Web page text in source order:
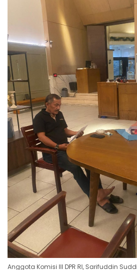
Anggota Komisi III DPR RI, Sarifuddin